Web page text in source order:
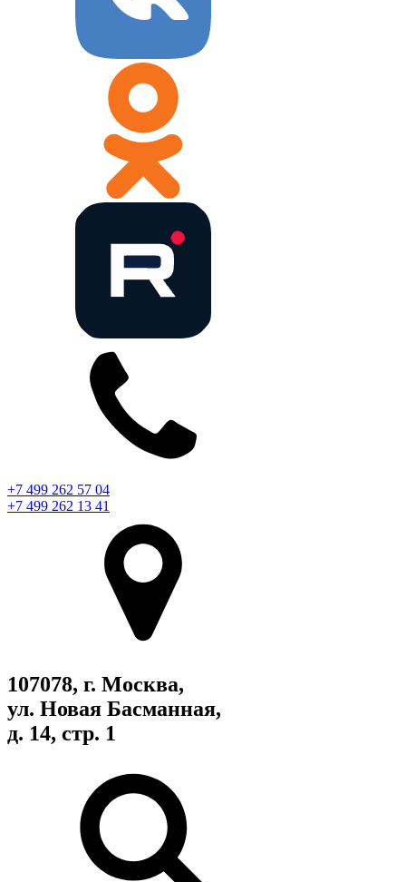
+7 499 262 57 04
+7 499 262 13 41
107078, г. Москва,
ул. Новая Басманная,
д. 14, стр. 1